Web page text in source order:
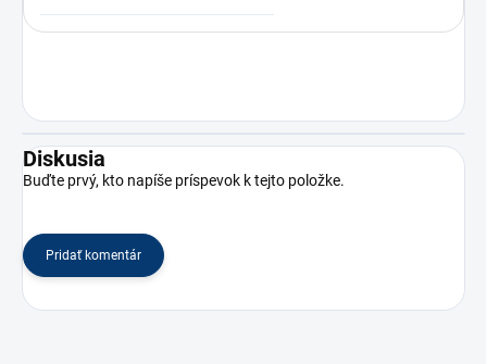
Diskusia
Buďte prvý, kto napíše príspevok k tejto položke.
Pridať komentár